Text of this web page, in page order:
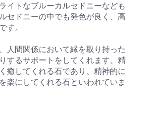
イトなブルーカルセドニーなども
セドニーの中でも発色が良く、高
す。
人間関係において縁を取り持った
するサポートをしてくれます。精
癒してくれる石であり、精神的に
楽にしてくれる石といわれていま